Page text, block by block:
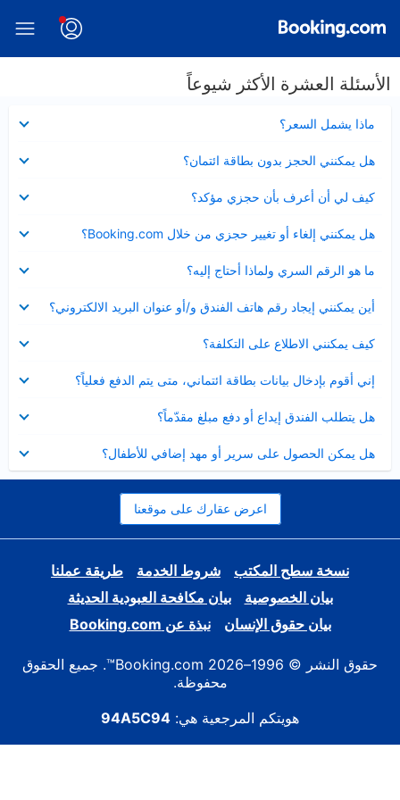
الأسئلة العشرة الأكثر شيوعاً
ماذا يشمل السعر؟
مصغر
هل يمكنني الحجز بدون بطاقة ائتمان؟
مصغر
كيف لي أن أعرف بأن حجزي مؤكد؟
مصغر
هل يمكنني إلغاء أو تغيير حجزي من خلال Booking.com؟
مصغر
ما هو الرقم السري ولماذا أحتاج إليه؟
مصغر
أين يمكنني إيجاد رقم هاتف الفندق و/أو عنوان البريد الالكتروني؟
عرض
مصغر
كيف يمكنني الاطلاع على التكلفة؟
مصغر
إني أقوم بإدخال بيانات بطاقة ائتماني، متى يتم الدفع فعلياً؟
مصغر
هل يتطلب الفندق إيداع أو دفع مبلغ مقدّماً؟
مصغر
هل يمكن الحصول على سرير أو مهد إضافي للأطفال؟
مصغر
اعرض عقارك على موقعنا
نسخة سطح المكتب شروط الخدمة
طريقة عملنا
بيان الخصوصية
بيان مكافحة العبودية الحديثة
بيان حقوق الإنسان
نبذة عن Booking.com
حقوق النشر © 1996–2026 Booking.com™. جميع الحقوق
محفوظة.
هويتكم المرجعية هي: 94A5C94